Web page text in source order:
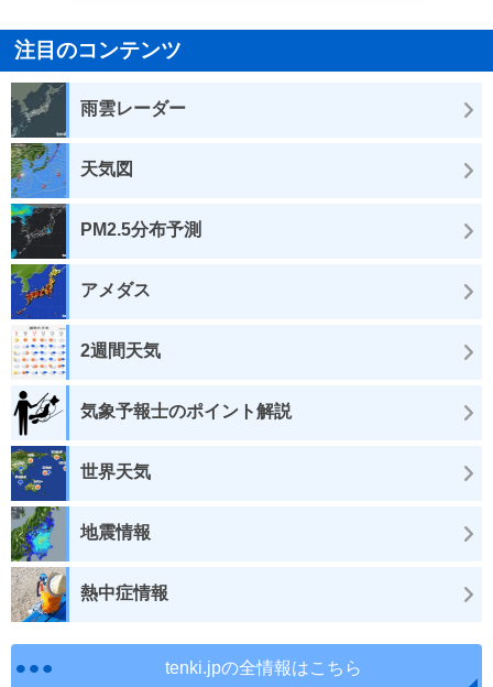
注目のコンテンツ
雨雲レーダー
天気図
PM2.5分布予測
アメダス
2週間天気
気象予報士のポイント解説
世界天気
地震情報
熱中症情報
tenki.jpの全情報はこちら